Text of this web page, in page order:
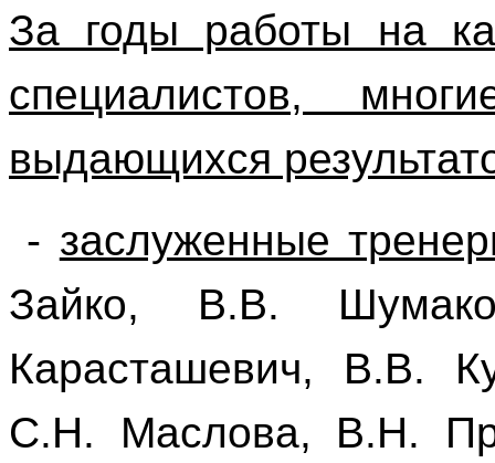
За годы работы на
специалистов,
выдающихся
- заслуженные
Зайко, В.В.
Карасташевич, В.В.
С.Н. Маслова, В.Н.